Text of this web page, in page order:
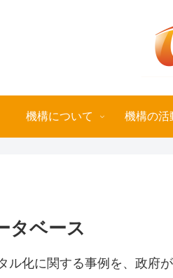
機構について 機構の活
タベース
ル化に関する事例を、政府